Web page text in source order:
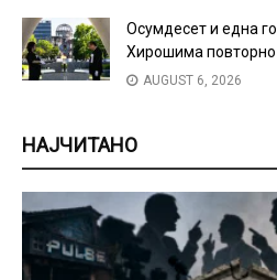
Осумдесет и една
Хирошима
AUGUST 6, 2026
НАЈЧИТАНО